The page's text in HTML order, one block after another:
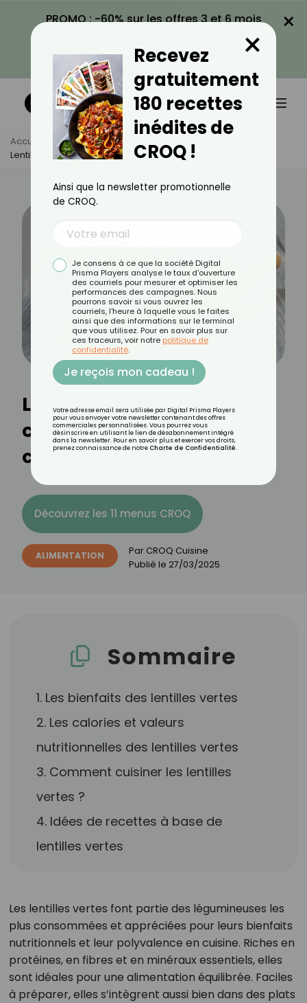
PROMO : -60% sur les offres 3 et 6 mois
VOIR LA PROMO
×
Accueil Actus
Alimentation
Lentilles Vertes : Bienfaits, Calories Et Utilisation En Cuisine
Lentilles vertes : bienfaits,
calories et utilisation en
cuisine
Découvrez les 11 menus CROQ
ALIMENTATION Par CROQ Cuisine
Publié le 27/03/2025
Sommaire
1. Les bienfaits des lentilles vertes
2. Les calories et valeurs
nutritionnelles des lentilles vertes
3. Comment cuisiner les lentilles
vertes ?
4. Idées de recettes à base de
lentilles vertes
Les lentilles vertes font partie des légumineuses les
plus consommées et appréciées pour leurs bienfaits
nutritionnels et leur polyvalence en cuisine. Riches en
protéines, en fibres et en minéraux essentiels, elles
sont idéales pour une alimentation équilibrée. Faciles
à préparer, elles s’intègrent aussi bien dans des plats
Recevez
gratuitement
180 recettes
inédites de
CROQ !
×
Ainsi que la newsletter promotionnelle
de CROQ.
Je consens à ce que la société Digital
Prisma Players analyse le taux d'ouverture
des courriels pour mesurer et optimiser les
performances des campagnes. Nous
pourrons savoir si vous ouvrez les
courriels, l'heure à laquelle vous le faites
ainsi que des informations sur le terminal
que vous utilisez. Pour en savoir plus sur
ces traceurs, voir notre politique de
confidentialité.
Je reçois mon cadeau !
Votre adresse email sera utilisée par Digital Prisma Players
pour vous envoyer votre newsletter contenant des offres
commerciales personnalisées. Vous pourrez vous
désinscrire en utilisant le lien de désabonnement intégré
dans la newsletter. Pour en savoir plus et exercer vos droits,
prenez connaissance de notre Charte de Confidentialité.